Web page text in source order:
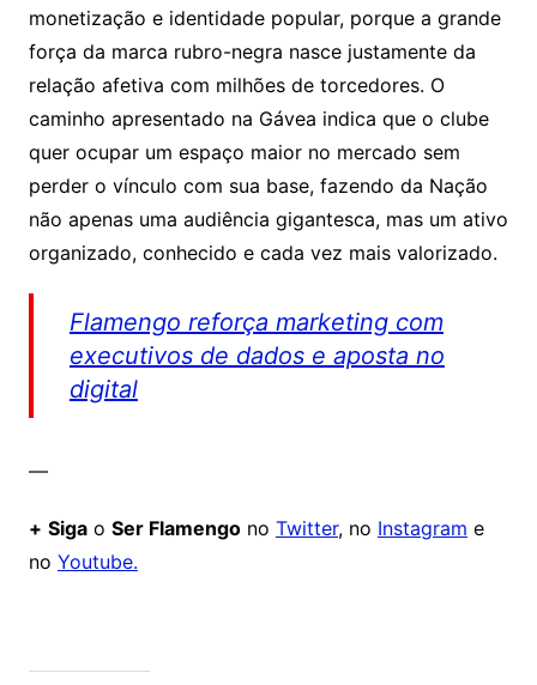
monetização e identidade popular, porque a grande
força da marca rubro-negra nasce justamente da
relação afetiva com milhões de torcedores. O
caminho apresentado na Gávea indica que o clube
quer ocupar um espaço maior no mercado sem
perder o vínculo com sua base, fazendo da Nação
não apenas uma audiência gigantesca, mas um ativo
organizado, conhecido e cada vez mais valorizado.
Flamengo reforça marketing com
executivos de dados e aposta no
digital
—
+ Sigao Ser Flamengono Twitter, no Instagram e
no Youtube.